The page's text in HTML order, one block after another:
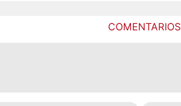
COMENTARIOS